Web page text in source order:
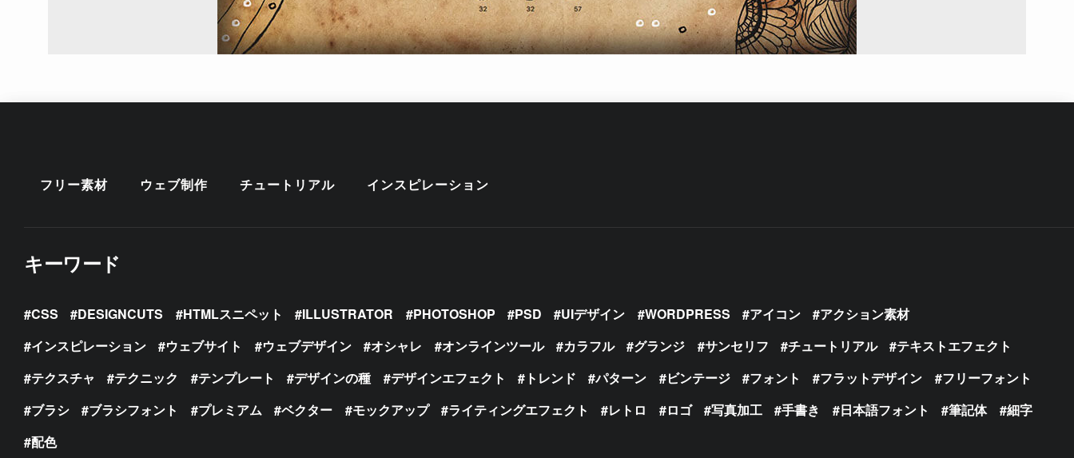
フリー素材 ウェブ制作 チュートリアル インスピレーション
キーワード
CSS DESIGNCUTS HTMLスニペット ILLUSTRATOR PHOTOSHOP PSD UIデザイン WORDPRESS アイコン
アクション素材
インスピレーション
ウェブサイト ウェブデザイン オシャレ オンラインツール カラフル グランジ サンセリフ チュートリアル
テキストエフェクト
テクスチャ
テクニック テンプレート デザインの種 デザインエフェクト トレンド パターン ビンテージ フォント フラットデザイン
フリーフォント
ブラシ
ブラシフォント プレミアム ベクター モックアップ ライティングエフェクト レトロ ロゴ 写真加工 手書き 日本語フォント 筆記体
細字
配色